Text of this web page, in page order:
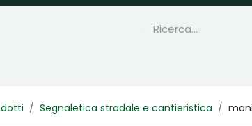
Segnaletica stradale e cantieristica